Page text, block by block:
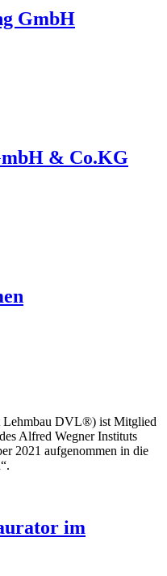
GmbH
& Co.KG
Lehmbau DVL®) ist Mitglied
Alfred Wegner Instituts
2021 aufgenommen in die
im